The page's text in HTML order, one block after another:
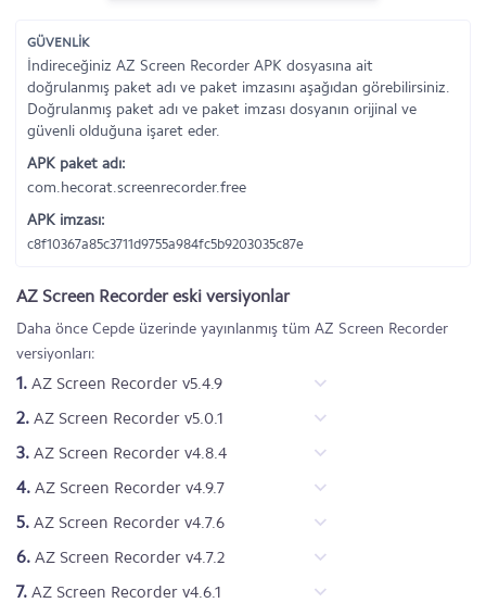
GÜVENLİK
İndireceğiniz AZ Screen Recorder APK dosyasına ait
doğrulanmış paket adı ve paket imzasını aşağıdan görebilirsiniz.
Doğrulanmış paket adı ve paket imzası dosyanın orijinal ve
güvenli olduğuna işaret eder.
APK paket adı:
com.hecorat.screenrecorder.free
APK imzası:
c8f10367a85c3711d9755a984fc5b9203035c87e
AZ Screen Recorder eski versiyonlar
Daha önce Cepde üzerinde yayınlanmış tüm AZ Screen Recorder
versiyonları:
1. AZ Screen Recorder v5.4.9
2. AZ Screen Recorder v5.0.1
3. AZ Screen Recorder v4.8.4
4. AZ Screen Recorder v4.9.7
5. AZ Screen Recorder v4.7.6
6. AZ Screen Recorder v4.7.2
7. AZ Screen Recorder v4.6.1